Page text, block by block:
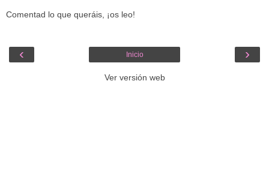
Comentad lo que queráis, ¡os leo!
‹ ›
Inicio
Ver versión web